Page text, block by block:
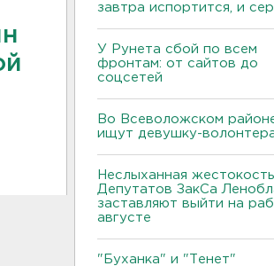
завтра испортится, и
У Рунета сбой по всем
фронтам: от сайтов до
соцсетей
Во Всеволожском
ищут девушку-
Неслыханная жестокость.
Депутатов ЗакСа
заставляют выйти на
августе
"Буханка" и "Тенет"